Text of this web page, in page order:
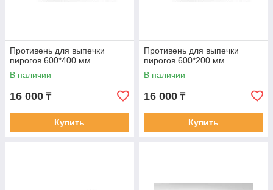
Противень для выпечки
пирогов 600*400 мм
В наличии
16 000 ₸
Купить
Противень для выпечки
пирогов 600*200 мм
В наличии
16 000 ₸
Купить